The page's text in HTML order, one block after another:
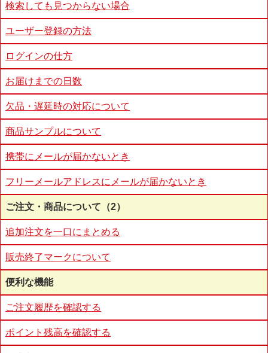
検索しても見つからない場合
ユーザー登録の方法
ログインの仕方
お届けまでの日数
欠品・遅延時の対応について
商品サンプルについて
携帯にメールが届かないとき
フリーメールアドレスにメールが届かないとき
ご注文・商品について（2）
追加注文を一口にまとめる
販売終了マークについて
便利な機能
ご注文履歴を確認する
ポイント残高を確認する